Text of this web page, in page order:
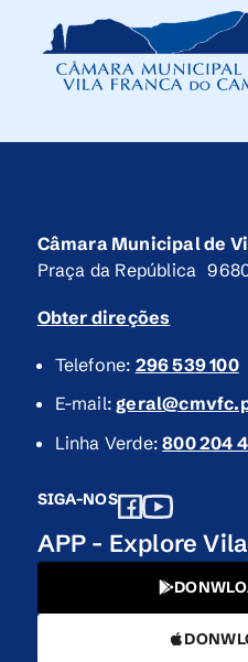
Câmara Municipal de
Praça da República
Obter direções
Telefone: 296 539 100
E-mail:
Linha Verde:800 204
SIGA-NOS
APP - Explore